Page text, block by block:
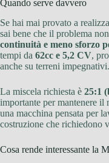
Quando serve davvero
Se hai mai provato a
sai bene che il problema
continuità e meno sforzo
tempi da 62cc e 5,2 CV,
anche su terreni impegnativi.
La miscela richiesta è 25:1
importante per mantenere il
una macchina pensata per
costruzione che richiedono
Cosa rende interessante la